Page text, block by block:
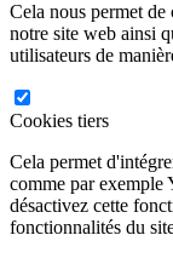
Cela nous permet
notre site web ainsi
utilisateurs de
Cookies tiers
Cela permet
comme par
désactivez cette
fonctionnalités du